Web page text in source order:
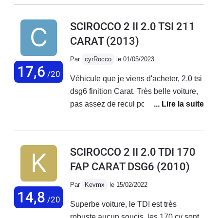
17,6 /20
SCIROCCO 2 II 2.0 TSI 211
CARAT(2013)
Par cyrRocco le 01/05/2023
Véhicule que je viens d'acheter, 2.0 tsi
dsg6 finition Carat. Très belle voiture,
pas assez de recul pour le moment, je
keyless qui fonctionnait quand il en
des contacts et remontage. Ça
fonctionne nickel maintenant. Je
sachant que je fais en moyenne 6k/an
14,8 /20
SCIROCCO 2 II 2.0 TDI 170
FAP CARAT DSG6 (2010)
Par Kevmx le 15/02/2022
Superbe voiture, le TDI est très